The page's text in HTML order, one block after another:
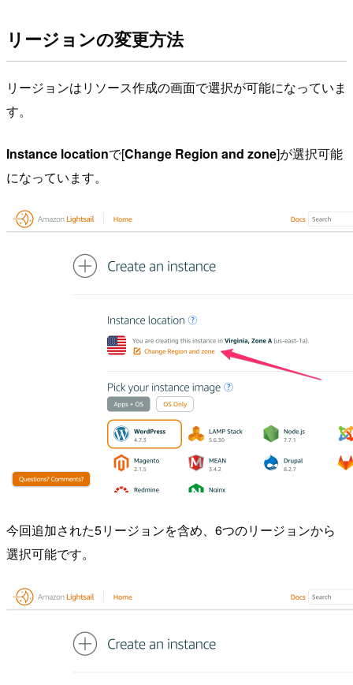
リージョンの変更方法
リージョンはリソース作成の画面で選択が可能になっていま
す。
Instance locationで[Change Region and zone]が選択可能
になっています。
今回追加された5リージョンを含め、6つのリージョンから
選択可能です。